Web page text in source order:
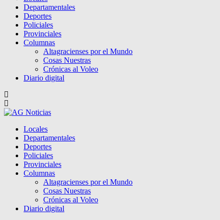
Departamentales
Deportes
Policiales
Provinciales
Columnas
Altagracienses por el Mundo
Cosas Nuestras
Crónicas al Voleo
Diario digital
Locales
Departamentales
Deportes
Policiales
Provinciales
Columnas
Altagracienses por el Mundo
Cosas Nuestras
Crónicas al Voleo
Diario digital